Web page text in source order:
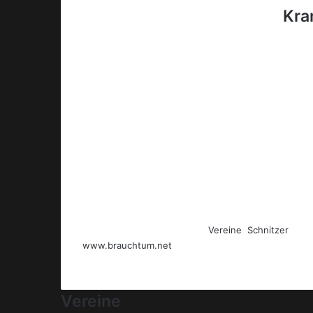
Vereine Schnitzer
www.brauchtum.net
Vereine